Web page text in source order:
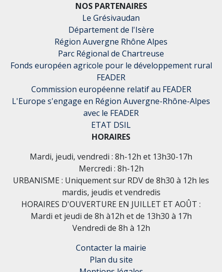
NOS PARTENAIRES
Le Grésivaudan
Département de l'Isère
Région Auvergne Rhône Alpes
Parc Régional de Chartreuse
Fonds européen agricole pour le développement rural
FEADER
Commission européenne relatif au FEADER
L'Europe s'engage en Région Auvergne-Rhône-Alpes
avec le FEADER
ETAT DSIL
HORAIRES
Mardi, jeudi, vendredi : 8h-12h et 13h30-17h
Mercredi : 8h-12h
URBANISME : Uniquement sur RDV de 8h30 à 12h les
mardis, jeudis et vendredis
HORAIRES D'OUVERTURE EN JUILLET ET AOÛT :
Mardi et jeudi de 8h à12h et de 13h30 à 17h
Vendredi de 8h à 12h
Contacter la mairie
Plan du site